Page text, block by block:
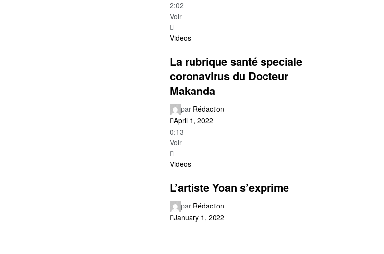
2:02
Voir
Videos
La rubrique santé speciale
coronavirus du Docteur
Makanda
par Rédaction
April 1, 2022
0:13
Voir
Videos
L’artiste Yoan s’exprime
par Rédaction
January 1, 2022